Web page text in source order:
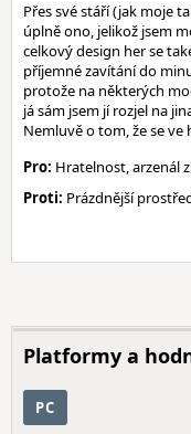
Přes své stáří (jak moje
úplně ono, jelikož jsem
celkový design her se
příjemné zavítání do
protože na některých
já sám jsem jí rozjel na
Nemluvě o tom, že se
Pro: Hratelnost, arzenál
Proti: Prázdnější
Platformy a
PC